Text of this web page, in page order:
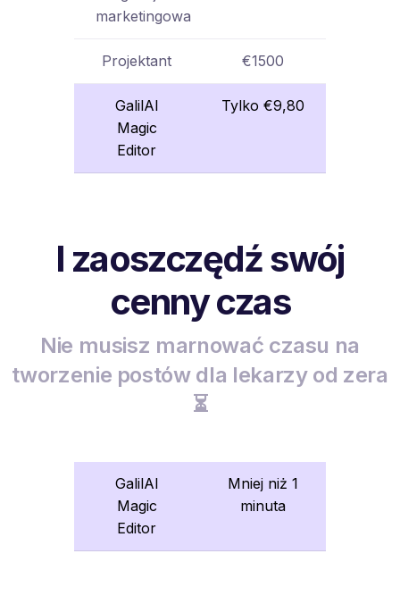
marketingowa
Projektant €1500
GalilAI
Magic
Editor
Tylko €9,80
I zaoszczędź swój
cenny czas
Nie musisz marnować czasu na
tworzenie postów dla lekarzy od zera
⏳
GalilAI
Magic
Editor
Mniej niż 1
minuta